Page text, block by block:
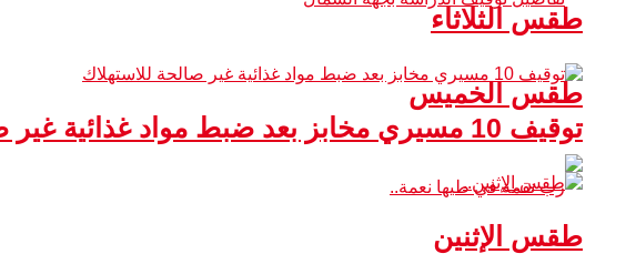
طقس الخميس
طقس الثلاثاء
توقيف 10 مسيري مخابز بعد ضبط مواد غذائية غير صالحة للاستهلاك
طقس الإثنين